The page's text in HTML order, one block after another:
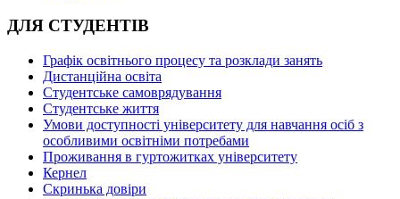
ДЛЯ СТУДЕНТІВ
Графік освітнього процесу та розклади занять
Дистанційна освіта
Студентське самоврядування
Студентське життя
Умови доступності університету для навчання осіб з
особливими освітніми потребами
Проживання в гуртожитках університету
Кернел
Скринька довіри